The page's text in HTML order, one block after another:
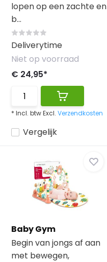
lopen op een zachte en
b...
Vergelijk
Deliverytime
Niet op voorraad
€ 24,95*
* Incl. btw Excl.Verzendkosten
Baby Gym
Begin van jongs af aan
met bewegen,